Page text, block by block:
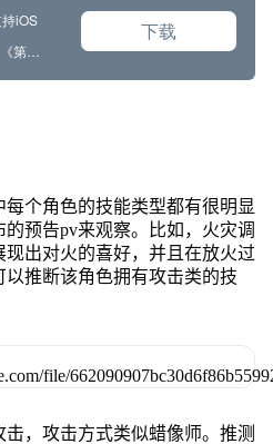
个角色的技能类型都有很明显
预告pv来观察。比如，火灾调
出对火的喜好，并且在放火过
推断该角色拥有攻击类的技
，攻击方式类似蜡像师。推测